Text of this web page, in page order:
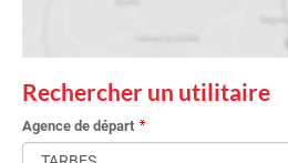
Rechercher un utilitaire
Agence de départ